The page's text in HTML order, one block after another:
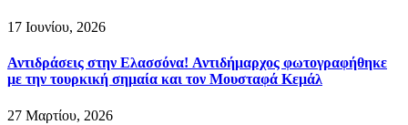
17 Ιουνίου, 2026
Αντιδράσεις στην Ελασσόνα! Αντιδήμαρχος φωτογραφήθηκε
με την τουρκική σημαία και τον Μουσταφά Κεμάλ
27 Μαρτίου, 2026